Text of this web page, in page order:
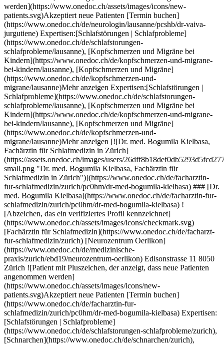
rungen | Schlafprobleme](https://www.onedoc.ch/de/schlafstorungen-schlafprobleme/zurich), [Schnarchen](https://www.onedoc.ch/de/schnarchen/zurich), [Schlafapnoe](https://www.onedoc.ch/de/schlafapnoe/zurich)Mehr anzeigen Expertisen:[Schlafstörungen | Schlafprobleme](https://www.onedoc.ch/de/schlafstorungen-schlafprobleme/zurich), [Schnarchen](https://www.onedoc.ch/de/schnarchen/zurich), [Schlafapnoe](https://www.onedoc.ch/de/schlafapnoe/zurich)Mehr anzeigen [![Dr. med. Ronald Langner, Neurologe in Zürich](https://assets.onedoc.ch/images/users/f58c25cc880d1fcfdb49d2c68aef235b33434eaef2a67f0304d7220e1fbde6df-small.jpg "Dr. med. Ronald Langner, Neurologe in Zürich")](https://www.onedoc.ch/de/neurologe/zurich/pc1vy/dr-med-ronald-langner) ### [Dr. med. Ronald Langner](https://www.onedoc.ch/de/neurologe/zurich/pc1vy/dr-med-ronald-langner) ![Abzeichen, das ein verifiziertes Profil kennzeichnet](https://www.onedoc.ch/assets/images/icons/checkmark.svg) [Neurologe](https://www.onedoc.ch/de/neurologe/zurich) [Dr. Langner Kopfschmerzpraxis](https://www.onedoc.ch/de/medizinische-praxis/zurich/ebej2/dr-langner-kopfschmerzpraxis) Bürglistrasse 29 8002 Zürich ![Patient mit Pluszeichen, der anzeigt, dass neue Patienten angenommen werden](https://www.onedoc.ch/assets/images/icons/new-patients.svg)Akzeptiert neue Patienten [Termin buchen](https://www.onedoc.ch/de/neurologe/zurich/pc1vy/dr-med-ronald-langner) Expertisen:[Schlafstörungen | Schlafprobleme](https://www.onedoc.ch/de/schlafstorungen-schlafprobleme/zurich), [Kopfschmerzen und Migräne](https://www.onedoc.ch/de/kopfschmerzen-und-migrane/zurich), [Multiple Sklerose (MS)](https://www.onedoc.ch/de/multiple-sklerose-ms/zurich), [Neurologische Störungen | Neurologische Probleme](https://www.onedoc.ch/de/neurologische-storungen-neurologische-probleme/zurich), [Parkinson](https://www.onedoc.ch/de/parkinson/zurich), [Kognitives Gutachten | Kognitive Untersuchung | Kognitiver Fähigkeitstest](https://www.onedoc.ch/de/kognitives-gutachten-kognitive-untersuchung-kognitiver-fahigkeitstest/zurich), [Neurovisuelles Gutachten | Neurovisuelle Untersuchung](https://www.onedoc.ch/de/neurovisuelles-gutachten-neurovisuelle-untersuchung/zurich), [Schlaganfall | Zerebrovaskulärer Insult](https://www.onedoc.ch/de/schlaganfall-zerebrovaskularer-insult/zurich), [Aneurysma](https://www.onedoc.ch/de/aneurysma/zurich)Mehr anzeigen Expertisen:[Schlafstörungen | Schlafprobleme](https://www.onedoc.ch/de/schlafstorungen-schlafprobleme/zurich), [Kopfschmerzen und Migräne](https://www.onedoc.ch/de/kopfschmerzen-und-migrane/zurich), [Multiple Sklerose (MS)](https://www.onedoc.ch/de/multiple-sklerose-ms/zurich), [Neurologische Störungen | Neurologische Probleme](https://www.onedoc.ch/de/neurologische-storungen-neurologische-probleme/zurich), [Parkinson](https://www.onedoc.ch/de/parkinson/zurich), [Kognitives Gutachten | Kognitive Untersuchung | Kognitiver Fähigkeitstest](https://www.onedoc.ch/de/kognitives-gutachten-kognitive-untersuchung-kognitiver-fahigkeitstest/zurich), [Neurovisuelles Gutachten | Neurovisuelle Untersuchung](https://www.onedoc.ch/de/neurovisuelles-gutachten-neurovisuelle-untersuchung/zurich), [Schlaganfall | Zerebrovaskulärer Insult](https://www.onedoc.ch/de/schlaganfall-zerebrovaskularer-insult/zurich), [Aneurysma](https://www.onedoc.ch/de/aneurysma/zurich)Mehr anzeigen [![Dr. Eric Sayag, Hausarzt (Allgemeinmedizin) in Savièse](https://assets.onedoc.ch/images/users/3d09c26ccdaf9cf1c1ca1e82e2eab7074544252dd02383f1a44bc27112eb6d55-small.jpg "Dr. Eric Sayag, Hausarzt (Allgemeinmedizin) in Savièse")](https://www.onedoc.ch/de/hausarzt-allgemeinmedizin/saviese/pbi62/dr-eric-sayag) ### [Dr. Eric Sayag](https://www.onedoc.ch/de/hausarzt-allgemeinmedizin/saviese/pbi62/dr-eric-sayag) ![Abzeichen, das ein verifiziertes Profil kennzeichnet](https://www.onedoc.ch/assets/images/icons/checkmark.svg) [Hausarzt (Allgemeinmedizin)](https://www.onedoc.ch/de/hausarzt-allgemeinmedizin/saviese) [Dr Sayag](https://www.onedoc.ch/de/gruppenpraxis/saviese/ewd2/dr-sayag) Rue du Vieux-Moulin 8 1965 Savièse ![Patient mit Pluszeichen, der anzeigt, dass neue Patienten angenommen werden](https://www.onedoc.ch/assets/images/icons/new-patients.svg)Akzeptiert neue Patienten [Termin buchen](https://www.onedoc.ch/de/hausarzt-allgemeinmedizin/saviese/pbi62/dr-eric-sayag) Expertisen:[Schlafstörungen | Schlafprobleme](https://www.onedoc.ch/de/schlafstorungen-schlafprobleme/saviese), [Verkehrsmedizinische Kontrolluntersuchung STUFE 2](https://www.onedoc.ch/de/verkehrsmedizinische-kontrolluntersuchung-stufe-2/saviese), [Hausärztlicher Notfall](https://www.onedoc.ch/de/hausarztlicher-notfall/saviese), [Vorsorgeuntersuchung | Check up](https://www.onedoc.ch/de/vorsorgeuntersuchung-check-up/saviese), [Sexuell übertragbare Krankheiten | Sexuell übertragbare Infektionen (STD/STI)](https://www.onedoc.ch/de/sexuell-ubertragbare-krankheiten-sexuell-ubertragbare-infektionen-std-sti/saviese), [Impfungen bei Kindern | Impfungen bei Säuglingen | Impfberatung Pädiatrie](https://www.onedoc.ch/de/impfungen-bei-kindern-impfungen-bei-sauglingen-impfberatung-padiatrie/saviese), [Harnwegsinfektion | Zystitis | Blasenentzündung](https://www.onedoc.ch/de/harnwegsinfektion-zystitis-blasenentzundung/saviese), [Infusionstherapie | Drip spa](https://www.onedoc.ch/de/infusionstherapie-drip-spa/saviese), [Allergische Rhinitis | Heuschnupfen](https://www.onedoc.ch/de/allergische-rhinitis-heuschnupfen/saviese)Mehr anzeigen Expertisen:[Schlafstörungen | Schlafprobleme](https://www.onedoc.ch/de/schlafstorungen-schlafprobleme/saviese), [Verkehrsmedizinische Kontrolluntersuchung STUFE 2](https://www.onedoc.ch/de/verkehrsmedizinische-kontrolluntersuchung-stufe-2/saviese), [Hausärztlicher Notfall](https://www.onedoc.ch/de/hausarztlicher-notfall/saviese), [Vorsorgeuntersuchung | Check up](https://www.onedoc.ch/de/vorsorgeuntersuchung-check-up/saviese), [Sexuell übertragbare Krankheiten | Sexuell übertragbare Infektionen (STD/STI)](https://www.onedoc.ch/de/sexuell-ubertragbare-krankheiten-sexuell-ubertragbare-infektionen-std-sti/saviese), [Impfungen bei Kindern | Impfungen bei Säuglingen | Impfberatung Pädiatrie](https://www.onedoc.ch/de/impfungen-bei-kindern-impfungen-bei-sauglingen-impfberatung-padiatrie/saviese), [Harnwegsinfektion | Zystitis | Blasenentzündung](https://www.onedoc.ch/de/harnwegsinfektion-zystitis-blasenentzundung/saviese), [Infusionstherapie | Drip spa](https://www.onedoc.ch/de/infusionstherapie-drip-spa/saviese), [Allergische Rhinitis | Heuschnupfen](https://www.onedoc.ch/de/allergische-rhinitis-heuschnupfen/saviese)Mehr anzeigen [![Dipl. Ärztin Veronika Lützow, HNO-Ärztin in Weinfelden](https://assets.onedoc.ch/images/users/740200d6f10e6752af59f8b57d6d3a40c0c67c654e83bd09bdf7974b9677c387-small.png "Dipl. Ärztin Veronika Lützow, HNO-Ärztin in Weinfelden")](https://www.onedoc.ch/de/hno-arztin/weinfelden/pcwkv/dipl-arzt-veronika-lutzow) ### [Dipl. Ärztin Veronika Lützow](https://www.onedoc.ch/de/hno-arztin/weinfelden/pcwkv/dipl-arzt-veronika-lutzow) ![Abzeichen, das ein verifiziertes Profil kennzeichnet](https://www.onedoc.ch/assets/images/icons/checkmark.svg) [HNO-Ärztin](https://www.onedoc.ch/de/hno-arzt/weinfelden) [HNO / ORL - Weinfelden Praxis](https://www.onedoc.ch/de/medizinische-praxis/weinfelden/ebcol/hno-orl-weinfelden-praxis) Rathausstrasse 17 8570 Weinfelden ![Patient mit Pluszeichen, der anzeigt, dass neue Patienten angenommen werden](https://www.onedoc.ch/assets/images/icons/new-patients.svg)Akzeptiert neue Patienten [Termin buchen](https://www.onedoc.ch/de/hno-arztin/weinfelden/pcwkv/dipl-arzt-veronika-lutzow) Expertisen:[Schlafstörungen | Schlafprobleme](https://www.onedoc.ch/de/schlafstorungen-schlafprobleme/weinfelden), [Desensibilisierung | Hyposensibilisierung](https://www.onedoc.ch/de/desensibilisierung-hyposensibilisierung/weinfelden), [Audiogramm](https://www.onedoc.ch/de/audiogramm/weinfelden), [Hörtest | Audiometrie](https://www.onedoc.ch/de/hortest-audiometrie/weinfelden), [Schwindeldiagnostik](https://www.onedoc.ch/de/schwindeldiagnostik/weinfelden)Mehr anzeigen Expertisen:[Schlafstörungen | Schlafprobleme](https://www.onedoc.ch/de/schlafstorungen-schlafprobleme/weinfelden), [Desensibilisierung | Hyposensibilisierung](https://www.onedoc.ch/de/desensibilisierung-hyposensibilisierung/weinfelden), [Audiogramm](https://www.onedoc.ch/de/audiogramm/weinfelden), [Hörtest | Audiometrie](https://www.onedoc.ch/de/hortest-audiometrie/weinfelden), [Schwindeldiagnostik](https://www.onedoc.ch/de/schwindeldiagnostik/weinfelden)Mehr anzeigen [![Dipl. Arzt Ayad Al-Nasser, Pneumologe (Lungenspezialist) in Basel](https://assets.onedoc.ch/images/users/ce61ada9b1c075314fa97a814c1120c4dfe70623c34ba7b0f33d7e946d87a59b-small.jpg "Dipl. Arzt Ayad Al-Nasser, Pneumologe (Lungenspezialist) in Basel")](https://www.onedoc.ch/de/pneumologe-lungenspezialist/basel/pc0dr/dipl-arzt-ayad-al-nasser) ### [Dipl. Arzt Ayad Al-Nasser](https://www.onedoc.ch/de/pneumologe-lungenspezialist/basel/pc0dr/dipl-arzt-ayad-al-nasser) ![Abzeichen, das ein verifiziertes Profil kennzeichnet](https://www.onedoc.ch/assets/images/icons/checkmark.svg) [Pneumologe (Lungenspezialist)](https://www.onedoc.ch/de/pneumologe-lungenspezialist/basel) [Lungenpraxis Basel](https://www.onedoc.ch/de/medizinische-praxis/basel/ebd2v/lungenpraxis-basel) Steinenvorstadt 27 4051 Basel ![Patient mit Pluszeichen, der anzeigt, dass neue Patienten angenommen werden](https://www.onedoc.ch/assets/images/icons/new-patients.svg)Akzeptiert neue Patienten [Termin buchen](https://www.onedoc.ch/de/pneumologe-lungenspezialist/basel/pc0dr/dipl-arzt-ayad-al-nasser) Expertisen:[Schlafstörungen | Schlafprobleme](https://www.onedoc.ch/de/schlafstorungen-schlafprobleme/basel), [Schlafapnoe](https://www.onedoc.ch/de/schlafapnoe/basel)Mehr anzeigen Expertisen:[Schlafstörungen | Schlafprobleme](https://www.onedoc.ch/de/schlafstorungen-schlafprobleme/basel), [Schlafap